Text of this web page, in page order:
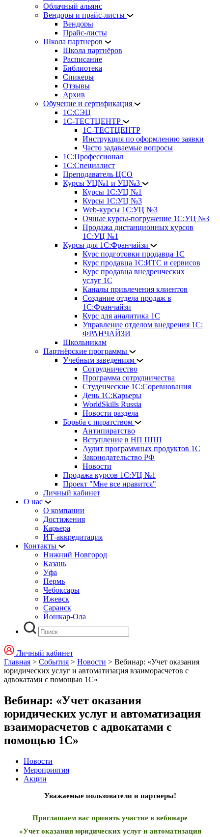
Облачный альянс
Вендоры и прайс-листы
Вендоры
Прайс-листы
Школа партнеров
Школа партнёров
Расписание
Библиотека
Спикеры
Отзывы
Архив
Обучение и сертификация
1С:СЭЦ
1С-ТЕСТЦЕНТР
1С-ТЕСТЦЕНТР
Инструкция по оформлению заявки
Часто задаваемые вопросы
1С:Профессионал
1С:Специалист
Преподаватель ЦСО
Курсы УЦ№1 и УЦ№3
Курсы 1С:УЦ №1
Курсы 1С:УЦ №3
Web-курсы 1С:УЦ №3
Очные курсы-погружение 1С:УЦ №3
Продажа дистанционных курсов
1С:УЦ №1
Курсы для 1С:Франчайзи
Курс подготовки продавца 1С
Курс продавца 1С:ИТС и сервисов
Курс продавца внедренческих
услуг 1С
Каналы привлечения клиентов
Создание отдела продаж в
1С:Франчайзи
Курс для аналитика 1С
Управление отделом внедрения 1С:
ФРАНЧАЙЗИ
Школьникам
Партнёрские программы
Учебным заведениям
Сотрудничество
Программа сотрудничества
Студенческие 1С:Соревнования
День 1С:Карьеры
WorldSkills Russia
Новости раздела
Борьба с пиратством
Антипиратство
Вступление в НП ППП
Аудит программных продуктов 1С
Законодательство РФ
Новости
Продажа курсов 1С:УЦ №1
Проект "Мне все нравится"
Личный кабинет
О нас
О компании
Достижения
Карьера
ИТ-аккредитация
Контакты
Нижний Новгород
Казань
Уфа
Пермь
Чебоксары
Ижевск
Саранск
Йошкар-Ола
Личный кабинет
Главная > События > Новости > Вебинар: «Учет оказания
юридических услуг и автоматизация взаиморасчетов с
адвокатами с помощью 1С»
Вебинар: «Учет оказания
юридических услуг и автоматизация
взаиморасчетов с адвокатами с
помощью 1С»
Новости
Мероприятия
Акции
Уважаемые пользователи и партнеры!
Приглашаем вас принять участие в вебинаре
«Учет оказания юридических услуг и автоматизация